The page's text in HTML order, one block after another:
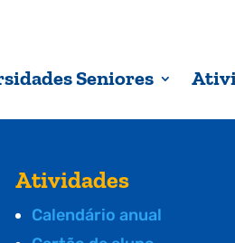
Seniores
Atividades
Calendário anual